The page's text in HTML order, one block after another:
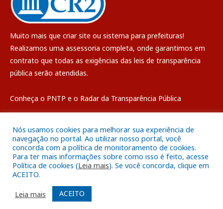
Muito mais que criar site ou sistema para prefeituras!
Realizamos uma assessoria completa, onde garantimos em
contrato que todas as exigências das leis de transparência
pública serão atendidas.
Conheça o PNTP e o Radar da Transparência Pública
Todos os direitos reservados a Câmara Municipal de Breves
Mapa do Site
Acessar o Webmail
Nós usamos cookies para melhorar sua experiência de
navegação no portal. Ao utilizar nosso portal, você
concorda com a política de monitoramento de cookies.
Para ter mais informações sobre como isso é feito, acesse
Política de cookies (Leia mais). Se você concorda, clique em
ACEITO.
Leia mais
ACEITO